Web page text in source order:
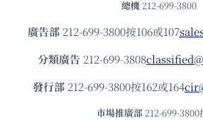
總機 212-699-3800
廣告部212-699-3800按106或107
分類廣告 212-699-3808
發⾏部 212-699-3800按162或164
市場推廣部 212-699-3800